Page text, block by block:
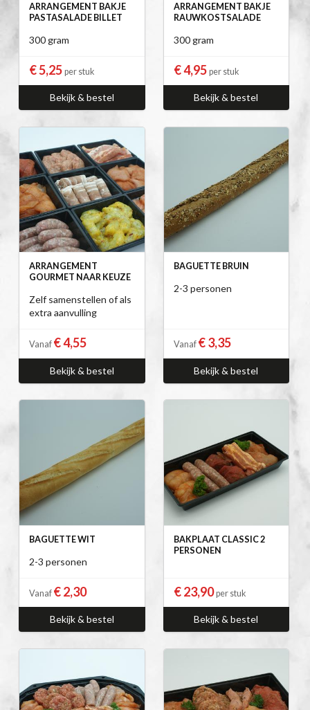
ARRANGEMENT BAKJE
PASTASALADE BILLET
300 gram
€ 5,25 per stuk
Bekijk & bestel
ARRANGEMENT BAKJE
RAUWKOSTSALADE
300 gram
€ 4,95 per stuk
Bekijk & bestel
ARRANGEMENT
GOURMET NAAR KEUZE
Zelf samenstellen of als
extra aanvulling
Vanaf € 4,55
Bekijk & bestel
BAGUETTE BRUIN
2-3 personen
Vanaf € 3,35
Bekijk & bestel
BAGUETTE WIT
2-3 personen
Vanaf € 2,30
Bekijk & bestel
BAKPLAAT CLASSIC 2
PERSONEN
€ 23,90per stuk
Bekijk & bestel